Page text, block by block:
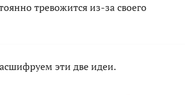
тревожится из-за своего
эти две идеи.